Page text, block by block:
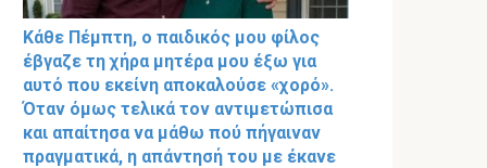
Κάθε Πέμπτη, ο παιδικός μου φίλος
έβγαζε τη χήρα μητέρα μου έξω για
αυτό που εκείνη αποκαλούσε «χορό».
Όταν όμως τελικά τον αντιμετώπισα
και απαίτησα να μάθω πού πήγαιναν
πραγματικά, η απάντησή του με έκανε